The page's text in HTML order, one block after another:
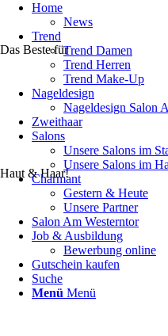
Das Beste für
Haut & Haar!
Home
News
Trend
Trend Damen
Trend Herren
Trend Make-Up
Nageldesign
Nageldesign Salon
Zweithaar
Salons
Unsere Salons im
Unsere Salons im
Charmant
Gestern & Heute
Unsere Partner
Salon Am Westerntor
Job & Ausbildung
Bewerbung online
Gutschein kaufen
Suche
Menü Menü